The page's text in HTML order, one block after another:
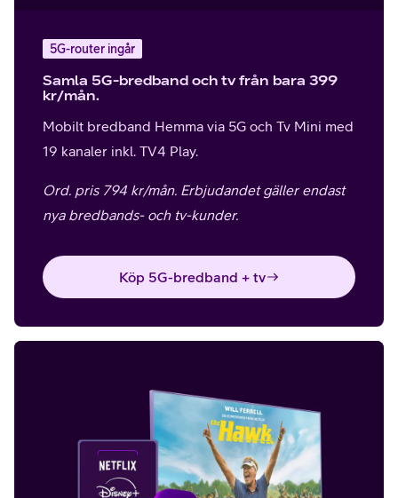
5G-router ingår
Samla 5G-bredband och tv från bara 399
kr/mån.
Mobilt bredband Hemma via 5G och Tv Mini med
19 kanaler inkl. TV4 Play.
Ord. pris 794 kr/mån. Erbjudandet gäller endast
nya bredbands- och tv-kunder.
Köp 5G-bredband + tv